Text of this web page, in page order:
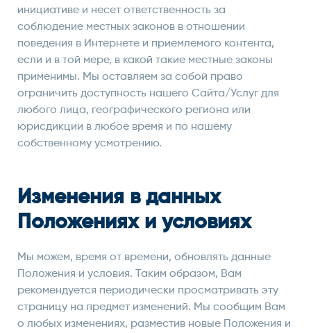
инициативе и несет ответственность за
соблюдение местных законов в отношении
поведения в Интернете и приемлемого контента,
если и в той мере, в какой такие местные законы
применимы. Мы оставляем за собой право
ограничить доступность нашего Сайта/Услуг для
любого лица, географического региона или
юрисдикции в любое время и по нашему
собственному усмотрению.
Изменения в данных
Положениях и условиях
Мы можем, время от времени, обновлять данные
Положения и условия. Таким образом, Вам
рекомендуется периодически просматривать эту
страницу на предмет изменений. Мы сообщим Вам
о любых изменениях, разместив новые Положения и